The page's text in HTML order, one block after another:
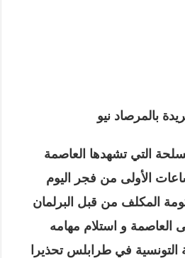
بالمرصاد نيو
التي تشهدها العاصمة
الأولى من فجر اليوم
المكلف من قبل البرلمان
العاصمة و استلام مهامه
التونسية في طرابلس تحذيرا